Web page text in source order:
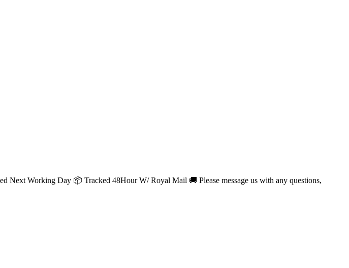
Working Day 📦 Tracked 48Hour W/ Royal Mail 🚚 Please message us with any questions,